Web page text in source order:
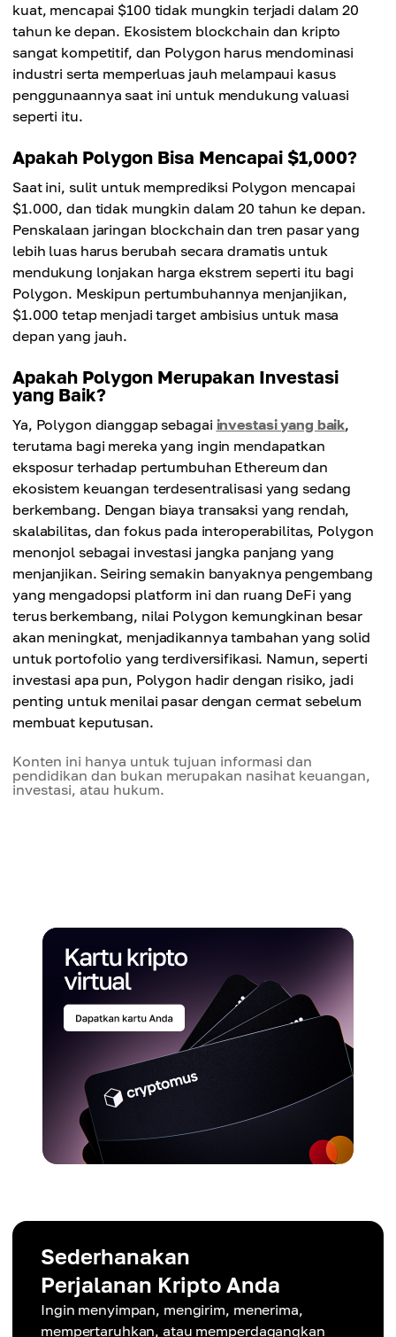
kuat, mencapai $100 tidak mungkin terjadi dalam 20
tahun ke depan. Ekosistem blockchain dan kripto
sangat kompetitif, dan Polygon harus mendominasi
industri serta memperluas jauh melampaui kasus
penggunaannya saat ini untuk mendukung valuasi
seperti itu.
Apakah Polygon Bisa Mencapai $1,000?
Saat ini, sulit untuk memprediksi Polygon mencapai
$1.000, dan tidak mungkin dalam 20 tahun ke depan.
Penskalaan jaringan blockchain dan tren pasar yang
lebih luas harus berubah secara dramatis untuk
mendukung lonjakan harga ekstrem seperti itu bagi
Polygon. Meskipun pertumbuhannya menjanjikan,
$1.000 tetap menjadi target ambisius untuk masa
depan yang jauh.
Apakah Polygon Merupakan Investasi
yang Baik?
Ya, Polygon dianggap sebagai investasi yang baik,
terutama bagi mereka yang ingin mendapatkan
eksposur terhadap pertumbuhan Ethereum dan
ekosistem keuangan terdesentralisasi yang sedang
berkembang. Dengan biaya transaksi yang rendah,
skalabilitas, dan fokus pada interoperabilitas, Polygon
menonjol sebagai investasi jangka panjang yang
menjanjikan. Seiring semakin banyaknya pengembang
yang mengadopsi platform ini dan ruang DeFi yang
terus berkembang, nilai Polygon kemungkinan besar
akan meningkat, menjadikannya tambahan yang solid
untuk portofolio yang terdiversifikasi. Namun, seperti
investasi apa pun, Polygon hadir dengan risiko, jadi
penting untuk menilai pasar dengan cermat sebelum
membuat keputusan.
Konten ini hanya untuk tujuan informasi dan
pendidikan dan bukan merupakan nasihat keuangan,
investasi, atau hukum.
Sederhanakan
Perjalanan Kripto Anda
Ingin menyimpan, mengirim, menerima,
mempertaruhkan, atau memperdagangkan